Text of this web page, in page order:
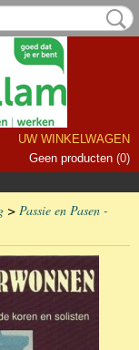
UW WINKELWAGEN
Geen producten (0)
> Passie en Pasen -